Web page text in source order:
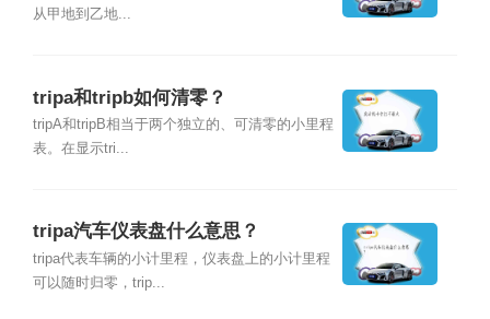
从甲地到乙地...
tripa和tripb如何清零？
tripA和tripB相当于两个独立的、可清零的小里程
表。在显示tri...
tripa汽车仪表盘什么意思？
tripa代表车辆的小计里程，仪表盘上的小计里程
可以随时归零，trip...